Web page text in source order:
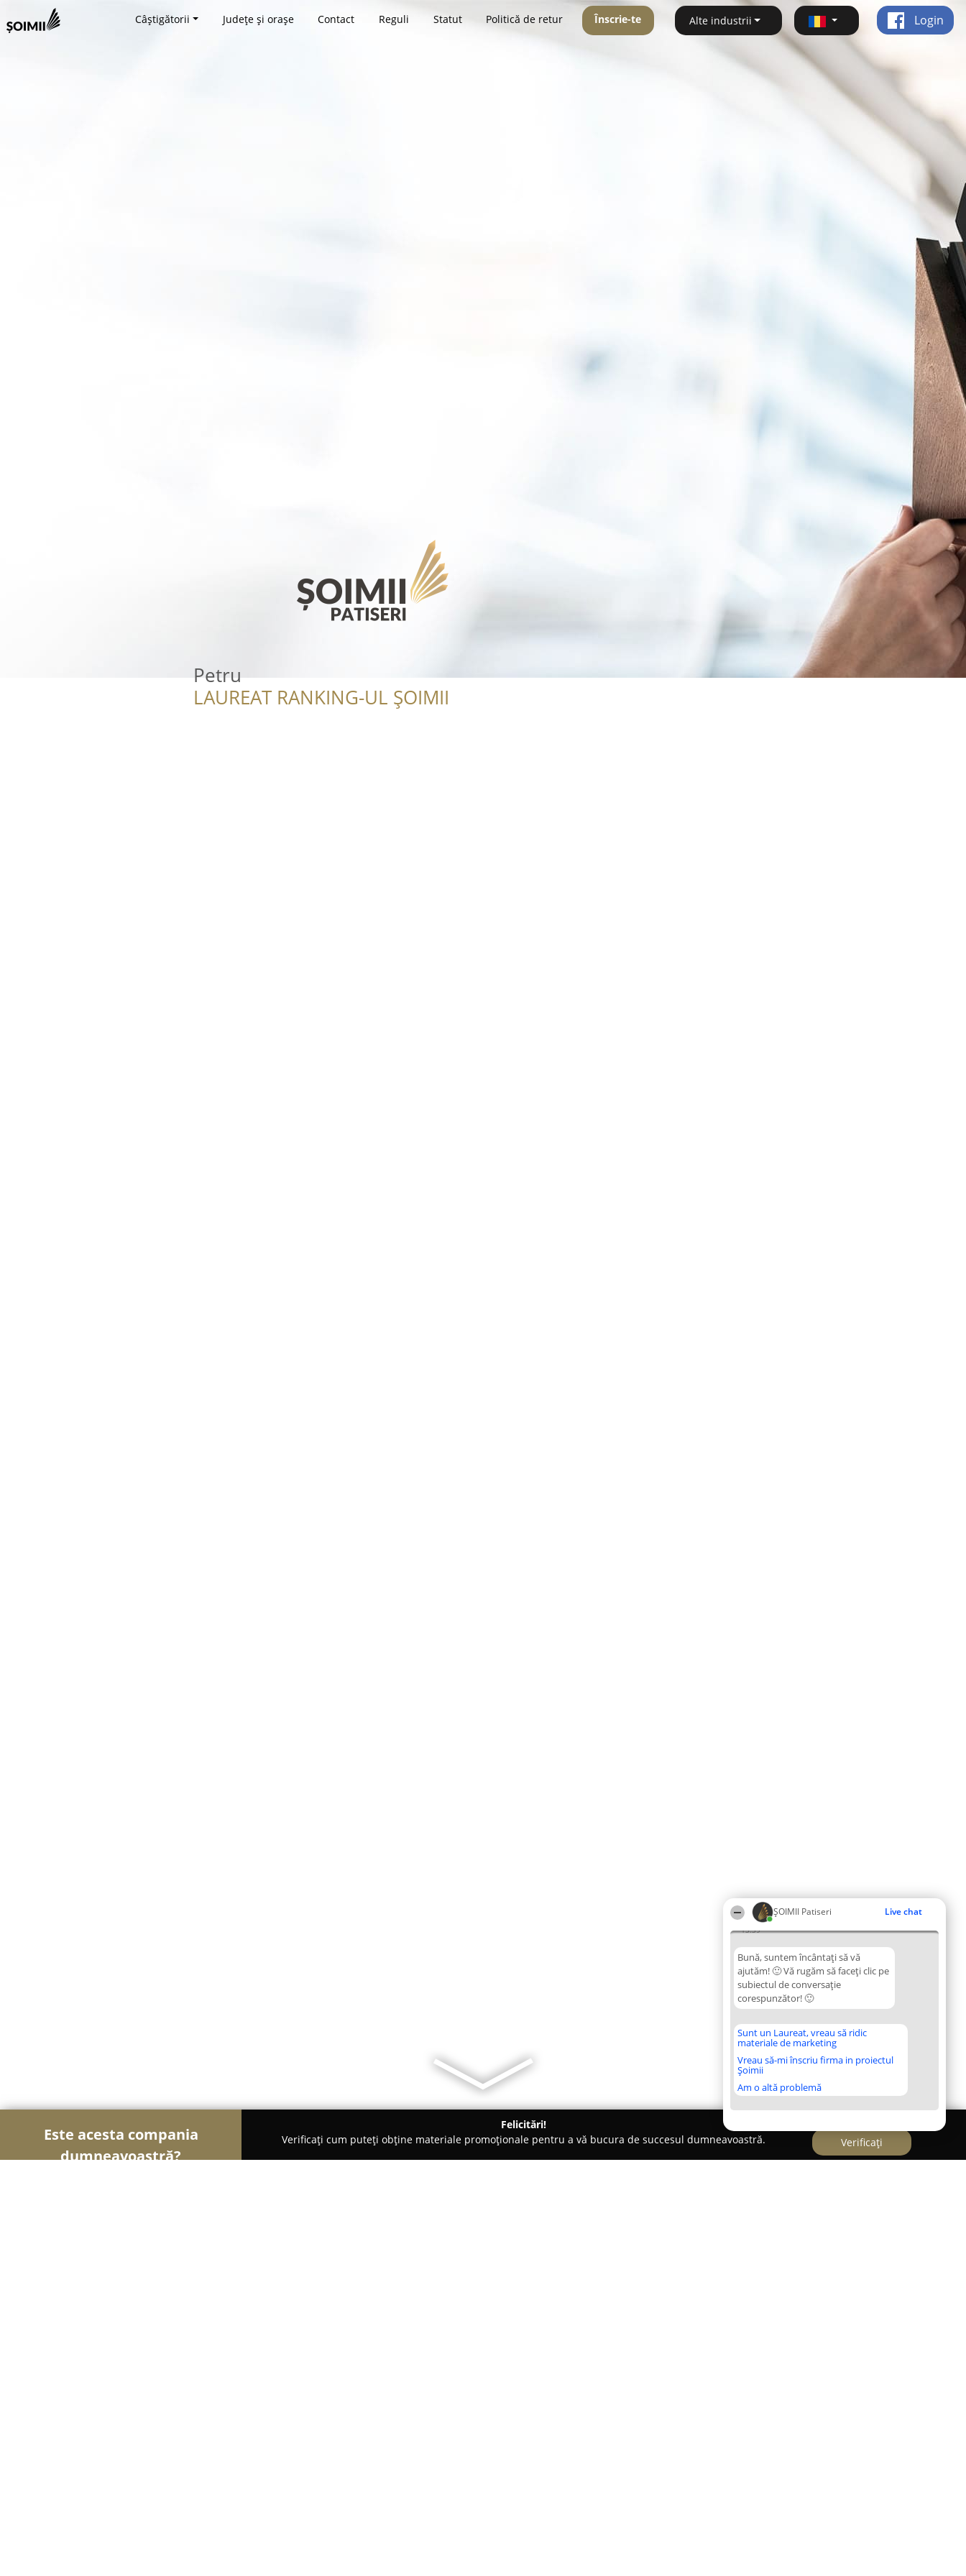
ȘOIMII Patiseri Live chat
13:39
Bună, suntem încântați să vă
ajutăm! 🙂 Vă rugăm să faceți clic pe
subiectul de conversație
corespunzător! 🙂
Sunt un Laureat, vreau să ridic
materiale de marketing
Vreau să-mi înscriu firma in proiectul
Șoimii
Am o altă problemă
Câștigătorii Județe și orașe Contact Reguli Statut Politică de retur Înscrie-te Alte industrii Login
Petru
LAUREAT RANKING-UL ȘOIMII
Este acesta compania
dumneavoastră?
Felicitări!
Verificați cum puteți obține materiale promoționale pentru a vă bucura de succesul dumneavoastră.
Verificați